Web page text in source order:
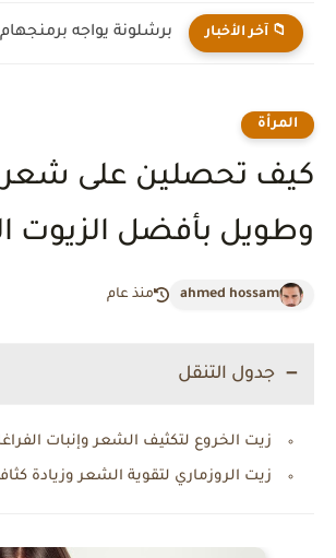
📁 آخر الأخبار
المرأة
كيف تحصلين على شعر
وطويل بأفضل الزيوت
ahmed hossam منذ عام
جدول التنقل
زيت الخروع لتكثيف الشعر وإنبات
زيت الروزماري لتقوية الشعر وزيادة